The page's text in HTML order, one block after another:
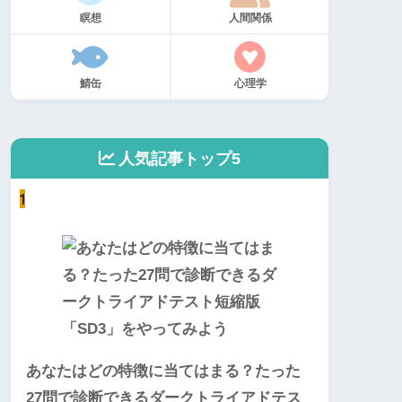
瞑想 人間関係
鯖缶 心理学
人気記事トップ5
1
あなたはどの特徴に当てはまる？たった
27問で診断できるダークトライアドテス